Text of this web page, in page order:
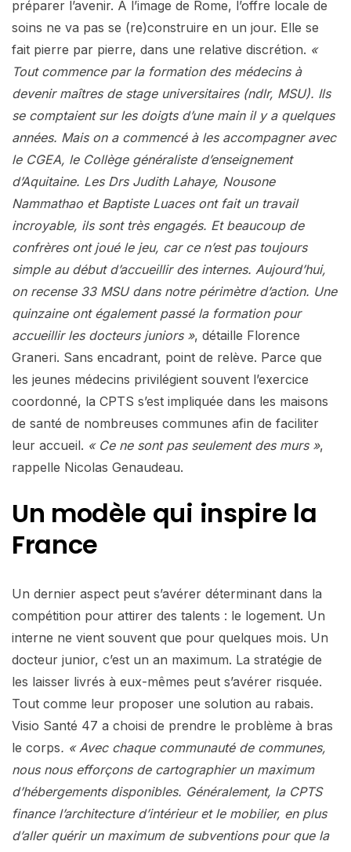
préparer l’avenir. À l’image de Rome, l’offre locale de
soins ne va pas se (re)construire en un jour. Elle se
fait pierre par pierre, dans une relative discrétion. «
Tout commence par la formation des médecins à
devenir maîtres de stage universitaires (ndlr, MSU). Ils
se comptaient sur les doigts d’une main il y a quelques
années. Mais on a commencé à les accompagner avec
le CGEA, le Collège généraliste d’enseignement
d’Aquitaine. Les Drs Judith Lahaye, Nousone
Nammathao et Baptiste Luaces ont fait un travail
incroyable, ils sont très engagés. Et beaucoup de
confrères ont joué le jeu, car ce n’est pas toujours
simple au début d’accueillir des internes. Aujourd’hui,
on recense 33 MSU dans notre périmètre d’action. Une
quinzaine ont également passé la formation pour
accueillir les docteurs juniors », détaille Florence
Graneri. Sans encadrant, point de relève. Parce que
les jeunes médecins privilégient souvent l’exercice
coordonné, la CPTS s’est impliquée dans les maisons
de santé de nombreuses communes afin de faciliter
leur accueil. « Ce ne sont pas seulement des murs »,
rappelle Nicolas Genaudeau.
Un modèle qui inspire la
France
Un dernier aspect peut s’avérer déterminant dans la
compétition pour attirer des talents : le logement. Un
interne ne vient souvent que pour quelques mois. Un
docteur junior, c’est un an maximum. La stratégie de
les laisser livrés à eux-mêmes peut s’avérer risquée.
Tout comme leur proposer une solution au rabais.
Visio Santé 47 a choisi de prendre le problème à bras
le corps. « Avec chaque communauté de communes,
nous nous efforçons de cartographier un maximum
d’hébergements disponibles. Généralement, la CPTS
finance l’architecture d’intérieur et le mobilier, en plus
d’aller quérir un maximum de subventions pour que la